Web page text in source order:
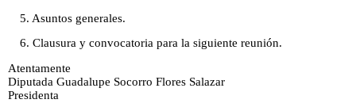
5. Asuntos generales.
6. Clausura y convocatoria para la siguiente reunión.
Atentamente
Diputada Guadalupe Socorro Flores Salazar
Presidenta